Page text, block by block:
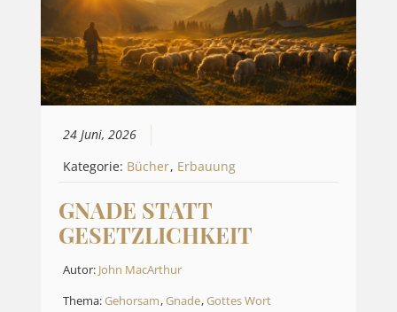
24 Juni, 2026
Kategorie: Bücher, Erbauung
GNADE STATT
GESETZLICHKEIT
Autor: John MacArthur
Thema:Gehorsam,Gnade,Gottes Wort